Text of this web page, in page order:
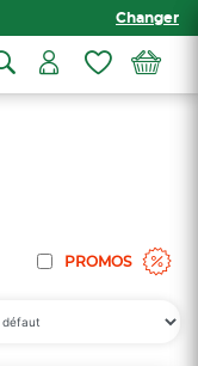
Changer
PROMOS